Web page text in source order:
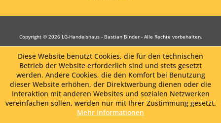
Copyright © 2026 LG-Handelshaus - Bastian Binder - Alle Rechte vorbehalten.
Diese Website benutzt Cookies, die für den technischen
Betrieb der Website erforderlich sind und stets gesetzt
werden. Andere Cookies, die den Komfort bei Benutzung
dieser Website erhöhen, der Direktwerbung dienen oder die
Interaktion mit anderen Websites und sozialen Netzwerken
vereinfachen sollen, werden nur mit Ihrer Zustimmung gesetzt.
Mehr Informationen